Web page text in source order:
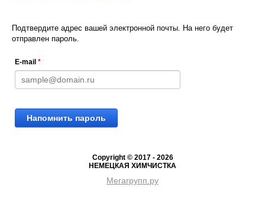
Подтвердите адрес вашей электронной почты. На него будет
отправлен пароль.
E-mail *
Напомнить пароль
Copyright © 2017 - 2026
НЕМЕЦКАЯ ХИМЧИСТКА
Мегагрупп.ру